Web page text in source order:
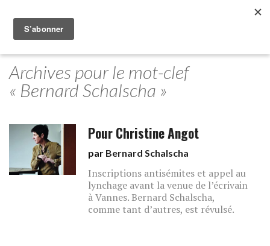
Archives pour le mot-clef
« Bernard Schalscha »
Pour Christine Angot
par Bernard Schalscha
Inscriptions antisémites et appel au
lynchage avant la venue de l’écrivain
à Vannes. Bernard Schalscha,
comme tant d’autres, est révulsé.